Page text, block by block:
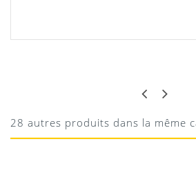
28 autres produits dans la même